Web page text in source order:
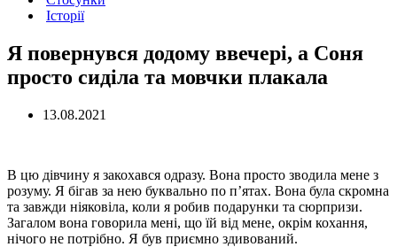
Історії
Я повернувся додому ввечері, а Соня
просто сиділа та мовчки плакала
13.08.2021
В цю дівчину я закохався одразу. Вона просто зводила мене з
розуму. Я бігав за нею буквально по п’ятах. Вона була скромна
та завжди ніяковіла, коли я робив подарунки та сюрпризи.
Загалом вона говорила мені, що їй від мене, окрім кохання,
нічого не потрібно. Я був приємно здивований.